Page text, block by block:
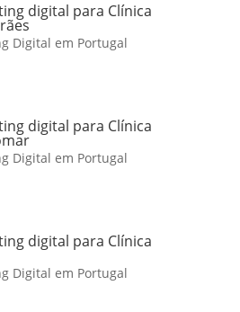
digital para Clínica
Digital em Portugal
digital para Clínica
Digital em Portugal
digital para Clínica
Digital em Portugal